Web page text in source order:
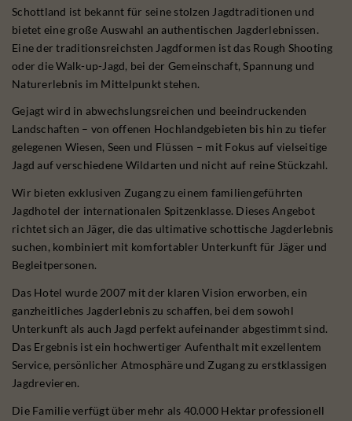
Schottland ist bekannt für seine stolzen Jagdtraditionen und
bietet eine große Auswahl an authentischen Jagderlebnissen.
Eine der traditionsreichsten Jagdformen ist das Rough Shooting
oder die Walk-up-Jagd, bei der Gemeinschaft, Spannung und
Naturerlebnis im Mittelpunkt stehen.
Gejagt wird in abwechslungsreichen und beeindruckenden
Landschaften – von offenen Hochlandgebieten bis hin zu tiefer
gelegenen Wiesen, Seen und Flüssen – mit Fokus auf vielseitige
Jagd auf verschiedene Wildarten und nicht auf reine Stückzahl.
Wir bieten exklusiven Zugang zu einem familiengeführten
Jagdhotel der internationalen Spitzenklasse. Dieses Angebot
richtet sich an Jäger, die das ultimative schottische Jagderlebnis
suchen, kombiniert mit komfortabler Unterkunft für Jäger und
Begleitpersonen.
Das Hotel wurde 2007 mit der klaren Vision erworben, ein
ganzheitliches Jagderlebnis zu schaffen, bei dem sowohl
Unterkunft als auch Jagd perfekt aufeinander abgestimmt sind.
Das Ergebnis ist ein hochwertiger Aufenthalt mit exzellentem
Service, persönlicher Atmosphäre und Zugang zu erstklassigen
Jagdrevieren.
Die Familie verfügt über mehr als 40.000 Hektar professionell